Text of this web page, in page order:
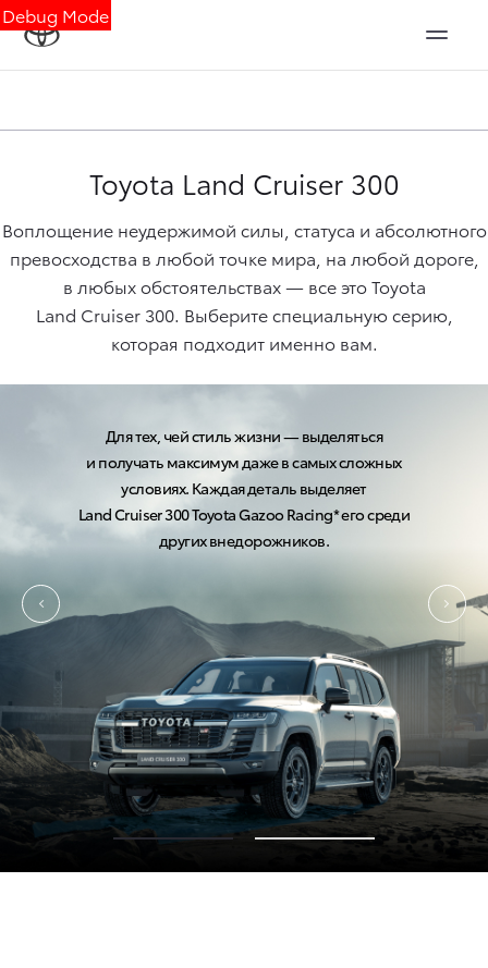
Debug Mode
Toyota Land Cruiser 300
Воплощение неудержимой силы, статуса и абсолютного
превосходства в любой точке мира, на любой дороге,
в любых обстоятельствах — все это Toyota
Land Cruiser 300. Выберите специальную серию,
которая подходит именно вам.
Для тех, чей стиль жизни — выделяться
и получать максимум даже в самых сложных
условиях. Каждая деталь выделяет
Land Cruiser 300Toyota Gazoo Racing*его среди
других внедорожников.
Land Cruiser 300
70-летняя годовщина — 70th Anniversary (Энниверсари)*